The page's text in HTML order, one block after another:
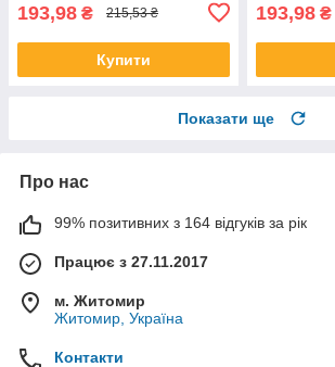
193,98 ₴ 215,53 ₴
Купити
193,98 ₴
Показати ще
Про нас
99% позитивних з 164 відгуків за рік
Працює з 27.11.2017
м. Житомир
Житомир, Україна
Контакти